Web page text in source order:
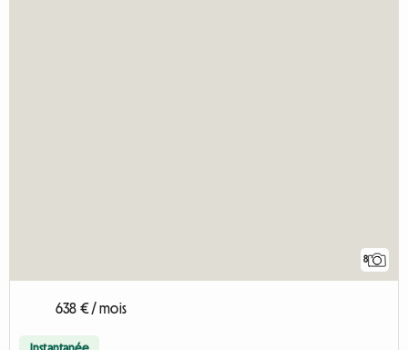
8
638 € / mois